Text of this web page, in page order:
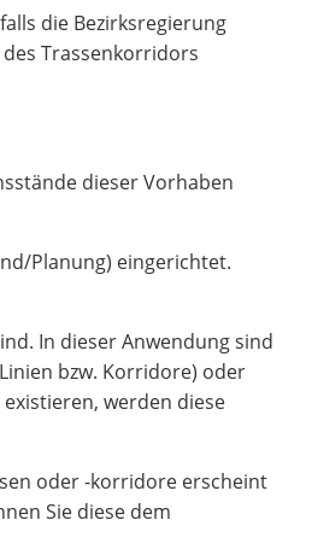
die Bezirksregierung
Trassenkorridors
dieser Vorhaben
Planung) eingerichtet.
In dieser Anwendung sind
bzw. Korridore) oder
werden diese
oder -korridore erscheint
Sie diese dem